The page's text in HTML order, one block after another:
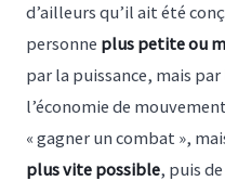
d’ailleurs qu’il ait été
personne plus petite ou
par la puissance, mais
l’économie de
« gagner un combat »,
plus vite possible, puis